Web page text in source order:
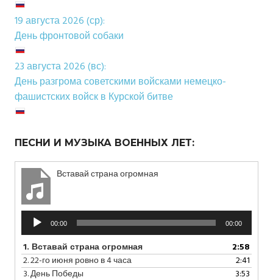
19 августа 2026 (ср):
День фронтовой собаки
23 августа 2026 (вс):
День разгрома советскими войсками немецко-
фашистских войск в Курской битве
ПЕСНИ И МУЗЫКА ВОЕННЫХ ЛЕТ:
Вставай страна огромная
Аудиоплеер
00:00 00:00
1. Вставай страна огромная
2:58
2.22-го июня ровно в 4 часа
2:41
3.День Победы
3:53